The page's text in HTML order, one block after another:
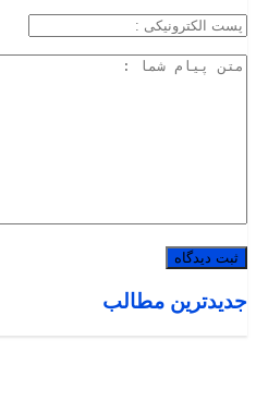
جدیدترین مطالب